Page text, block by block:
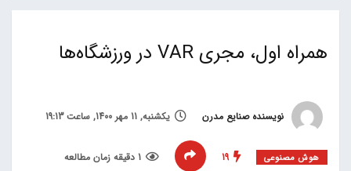
همراه اول، مجری VAR در ورزشگاه‌ها
نویسنده صنایع مدرن یکشنبه, 11 مهر 1400, ساعت 19:13
هوش مصنوعی 19 1 دقیقه زمان مطالعه